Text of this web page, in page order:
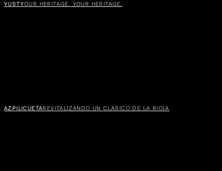
AZPILICUETAREVITALIZANDO UN CLÁSICO DE LA RIOJA
YUSTYOUR HERITAGE. YOUR HERITAGE.